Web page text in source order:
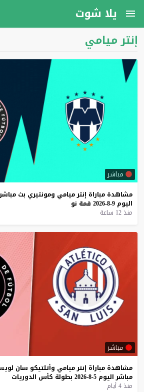
يلا شوت
إنتر ميامي
مباشر
مشاهدة مباراة إنترميامي ومونتيري بث
اليوم 9-8-2026 قمة نو
منذ 12 ساعة
مباشر
مشاهدة مباراة إنترميامي وأتلتيكو سان
مباشر اليوم 5-8-2026 بطولة كأس الدوريات
منذ 4 أيام